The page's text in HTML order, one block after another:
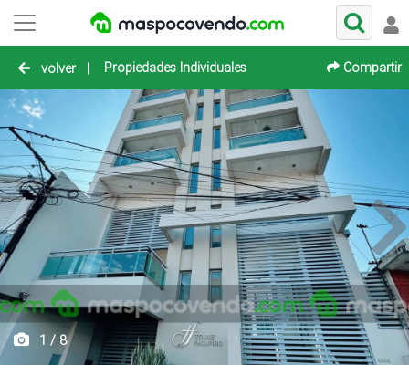
volver | Propiedades Individuales Compartir
1 / 8